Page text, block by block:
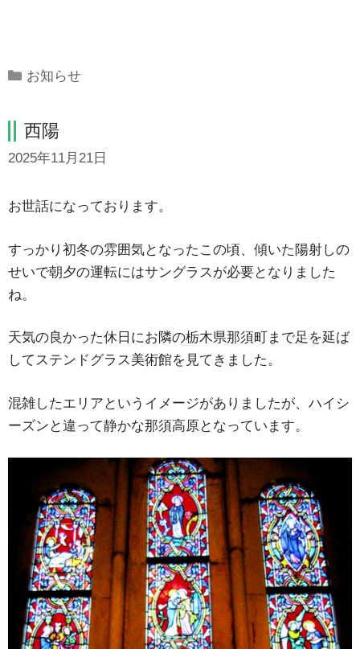
Categories
お知らせ
西陽
2025年11月21日
お世話になっております。
すっかり初冬の雰囲気となったこの頃、傾いた陽射しの
せいで朝夕の運転にはサングラスが必要となりました
ね。
天気の良かった休日にお隣の栃木県那須町まで足を延ば
してステンドグラス美術館を見てきました。
混雑したエリアというイメージがありましたが、ハイシ
ーズンと違って静かな那須高原となっています。